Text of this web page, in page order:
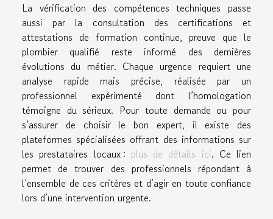
La vérification des compétences techniques passe
aussi par la consultation des certifications et
attestations de formation continue, preuve que le
plombier qualifié reste informé des dernières
évolutions du métier. Chaque urgence requiert une
analyse rapide mais précise, réalisée par un
professionnel expérimenté dont l’homologation
témoigne du sérieux. Pour toute demande ou pour
s’assurer de choisir le bon expert, il existe des
plateformes spécialisées offrant des informations sur
les prestataires locaux : plus de détails ici. Ce lien
permet de trouver des professionnels répondant à
l’ensemble de ces critères et d’agir en toute confiance
lors d’une intervention urgente.